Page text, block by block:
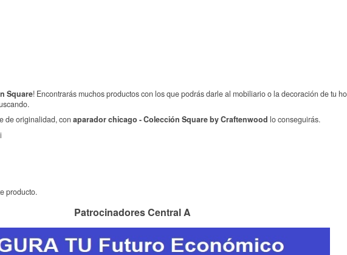
Square! Encontrarás muchos productos con los que podrás darle al mobiliario o la decoración de tu
de originalidad, con aparador chicago - Colección Square by Craftenwood lo conseguirás.
producto.
Patrocinadores Central A